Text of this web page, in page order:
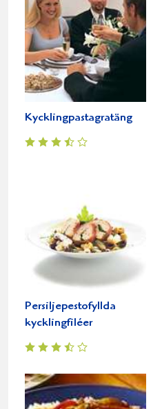
Kycklingpastagratäng
Persiljepestofyllda
kycklingfiléer